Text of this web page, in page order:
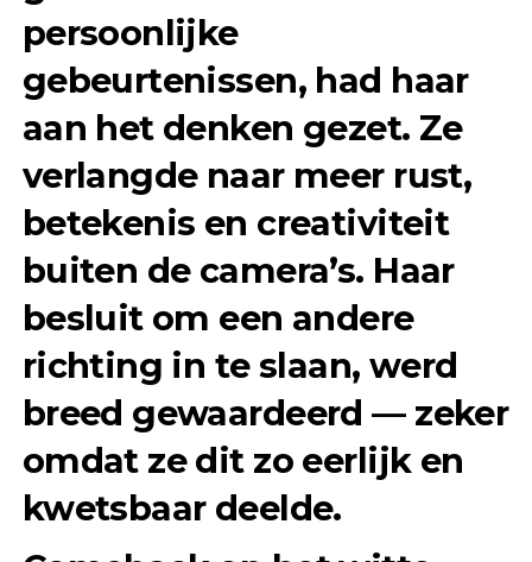
persoonlijke
gebeurtenissen, had haar
aan het denken gezet. Ze
verlangde naar meer rust,
betekenis en creativiteit
buiten de camera’s. Haar
besluit om een andere
richting in te slaan, werd
breed gewaardeerd — zeker
omdat ze dit zo eerlijk en
kwetsbaar deelde.